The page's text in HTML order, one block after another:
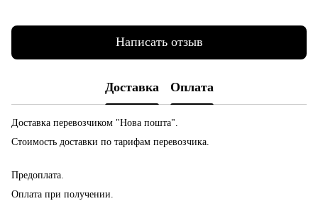
Написать отзыв
Доставка Оплата
Доставка перевозчиком "Нова пошта".
Стоимость доставки по тарифам перевозчика.
Предоплата.
Оплата при получении.